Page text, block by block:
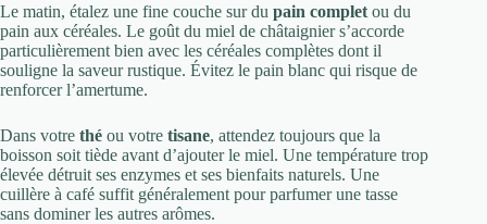
Le matin, étalez une fine couche sur du pain complet ou du
pain aux céréales. Le goût du miel de châtaignier s’accorde
particulièrement bien avec les céréales complètes dont il
souligne la saveur rustique. Évitez le pain blanc qui risque de
renforcer l’amertume.
Dans votre thé ou votre tisane, attendez toujours que la
boisson soit tiède avant d’ajouter le miel. Une température trop
élevée détruit ses enzymes et ses bienfaits naturels. Une
cuillère à café suffit généralement pour parfumer une tasse
sans dominer les autres arômes.